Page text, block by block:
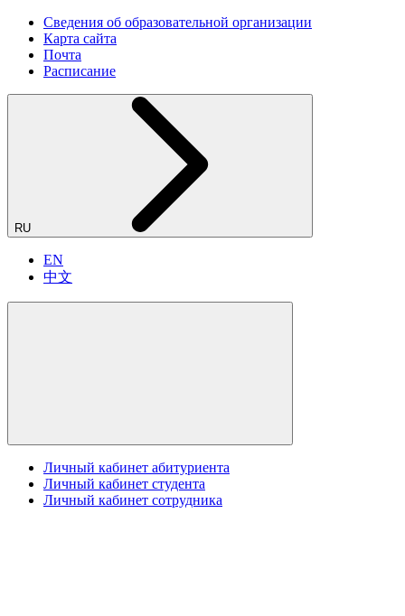
Сведения об образовательной организации
Карта сайта
Почта
Расписание
RU
EN
中文
Личный кабинет абитуриента
Личный кабинет студента
Личный кабинет сотрудника